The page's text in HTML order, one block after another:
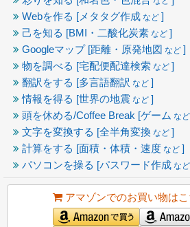
Webを作る [メタタグ作成 など ]
己を知る [BMI・二酸化炭素 など ]
Googleマップ [距離・原発地図 など ]
物を調べる [宅配便配達検索 など ]
翻訳をする [多言語翻訳 など ]
情報を得る [世界の地震 など ]
頭を休める/Coffee Break [ゲーム など
文字を変換する [全半角変換 など ]
計算をする [面積・体積・速度 など ]
パソコンを操る [パスワード作成 など
アマゾンでのお買い物はこ